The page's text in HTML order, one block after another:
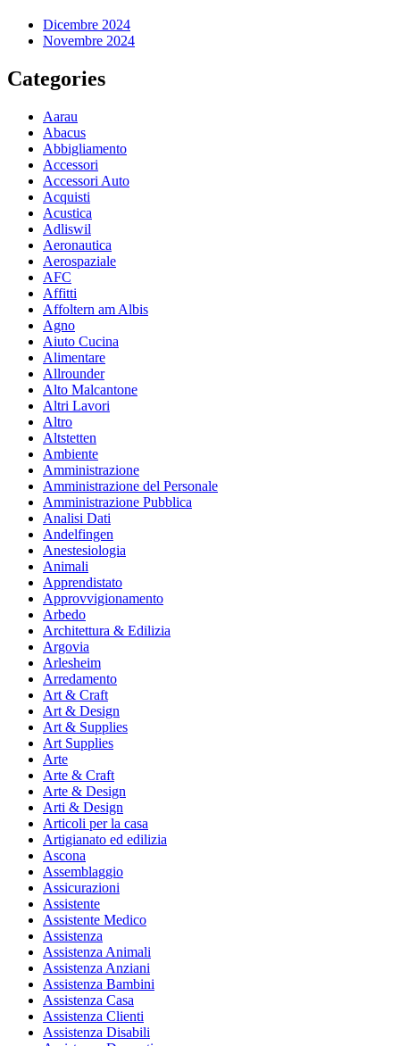
Dicembre 2024
Novembre 2024
Categories
Aarau
Abacus
Abbigliamento
Accessori
Accessori Auto
Acquisti
Acustica
Adliswil
Aeronautica
Aerospaziale
AFC
Affitti
Affoltern am Albis
Agno
Aiuto Cucina
Alimentare
Allrounder
Alto Malcantone
Altri Lavori
Altro
Altstetten
Ambiente
Amministrazione
Amministrazione del Personale
Amministrazione Pubblica
Analisi Dati
Andelfingen
Anestesiologia
Animali
Apprendistato
Approvvigionamento
Arbedo
Architettura & Edilizia
Argovia
Arlesheim
Arredamento
Art & Craft
Art & Design
Art & Supplies
Art Supplies
Arte
Arte & Craft
Arte & Design
Arti & Design
Articoli per la casa
Artigianato ed edilizia
Ascona
Assemblaggio
Assicurazioni
Assistente
Assistente Medico
Assistenza
Assistenza Animali
Assistenza Anziani
Assistenza Bambini
Assistenza Casa
Assistenza Clienti
Assistenza Disabili